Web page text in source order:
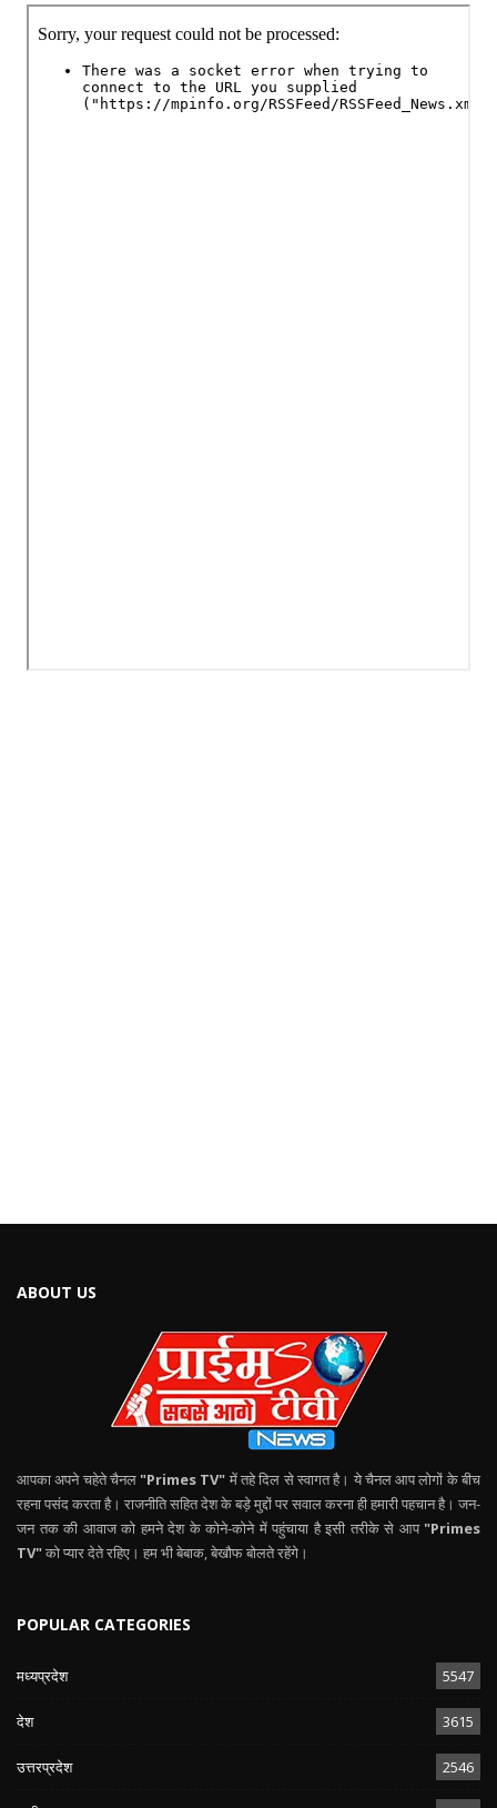
ABOUT US
आपका अपने चहेते चैनल "Primes TV" में तहे दिल से स्वागत है। ये चैनल आप लोगों के बीच
रहना पसंद करता है। राजनीति सहित देश के बड़े मुद्दों पर सवाल करना ही हमारी पहचान है। जन-
जन तक की आवाज को हमने देश के कोने-कोने में पहुंचाया है इसी तरीके से आप "Primes
TV"को प्यार देते रहिए। हम भी बेबाक, बेखौफ बोलते रहेंगे।
POPULAR CATEGORIES
मध्यप्रदेश 5547
देश 3615
उत्तरप्रदेश 2546